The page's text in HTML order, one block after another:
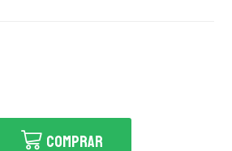
COMPRAR